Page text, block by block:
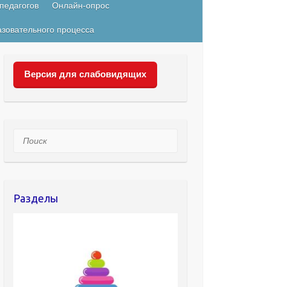
Онлайн-опрос
процесса
Версия для слабовидящих
Поиск
Разделы